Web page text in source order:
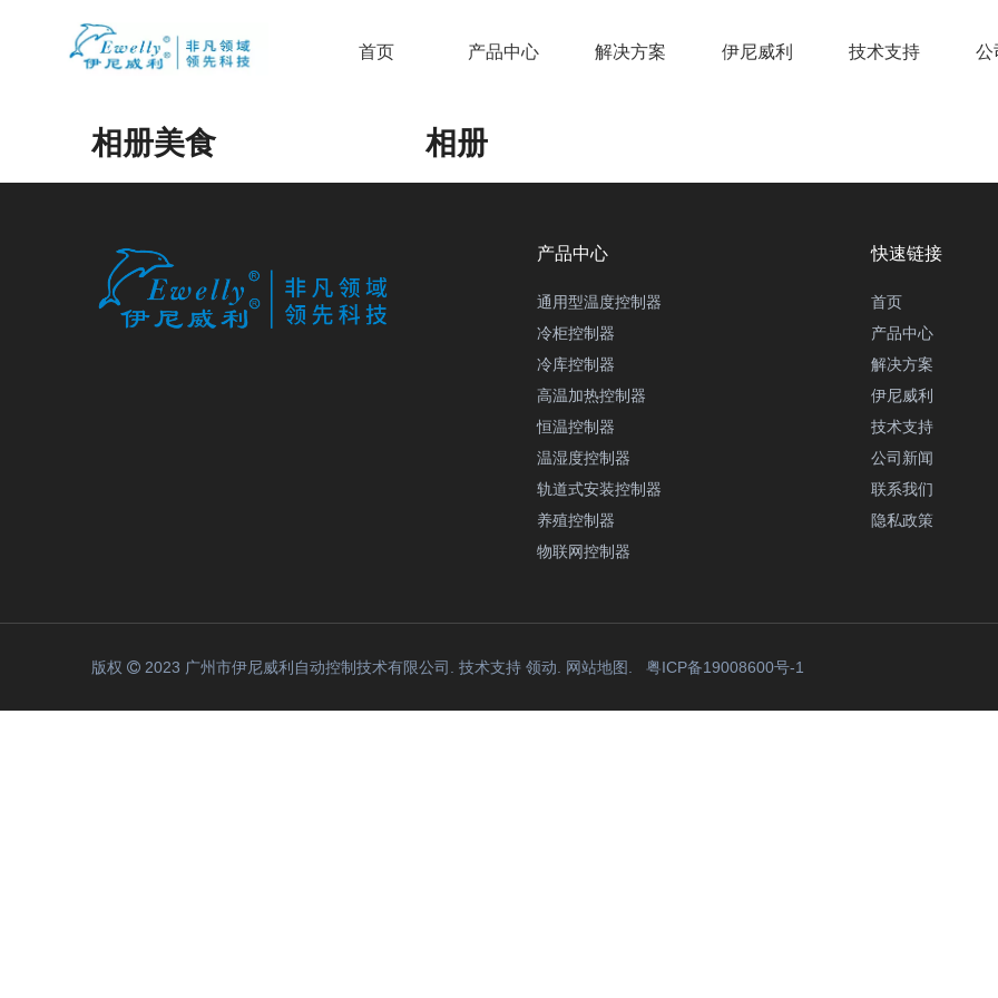
首页 产品中心 解决方案 伊尼威利 技术支持 公
相册美食 相册
产品中心
通用型温度控制器
冷柜控制器
冷库控制器
高温加热控制器
恒温控制器
温湿度控制器
轨道式安装控制器
养殖控制器
物联网控制器
快速链接
首页
产品中心
解决方案
伊尼威利
技术支持
公司新闻
联系我们
隐私政策
版权  2023 广州市伊尼威利自动控制技术有限公司. 技术支持 领动 网站地图 粤ICP备19008600号-1